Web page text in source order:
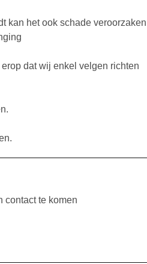
kan het ook schade veroorzaken
dat wij enkel velgen richten
contact te komen